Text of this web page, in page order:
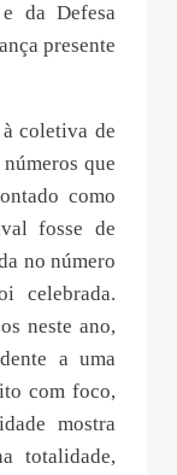
da Defesa
presente
coletiva de
que
como
fosse de
no número
celebrada.
neste ano,
a uma
com foco,
mostra
totalidade,